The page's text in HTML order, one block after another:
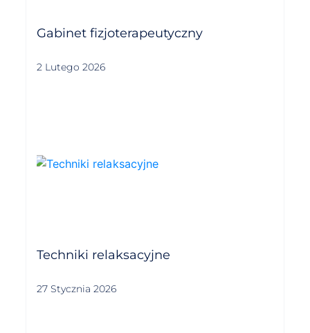
Gabinet fizjoterapeutyczny
2 Lutego 2026
Techniki relaksacyjne
27 Stycznia 2026